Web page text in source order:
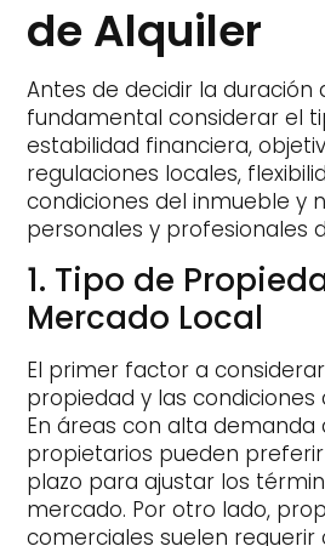
de Alquiler
Antes de decidir la duración
fundamental considerar el
estabilidad financiera,
regulaciones locales,
condiciones del inmueble y
personales y profesionales
1. Tipo de
Mercado Local
El primer factor a
propiedad y las
En áreas con alta demanda
propietarios pueden
plazo para ajustar los
mercado. Por otro lado,
comerciales suelen